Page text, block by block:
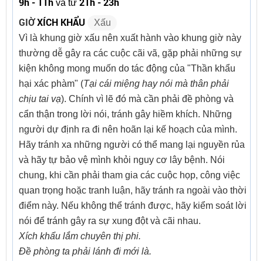
và từ
GIỜXÍCH KHẨU
Xấu
Vì là khung giờ xấu nên xuất hành vào khung giờ này
thường dễ gây ra các cuộc cãi vã, gặp phải những sự
kiện không mong muốn do tác động của "Thần khẩu
hại xác phàm" (Tại cái miệng hay nói mà thân phải
chịu tai vạ). Chính vì lẽ đó mà cần phải đề phòng và
cẩn thận trong lời nói, tránh gây hiềm khích. Những
người dự định ra đi nên hoãn lại kế hoạch của mình.
Hãy tránh xa những người có thể mang lại nguyền rủa
và hãy tự bảo vệ mình khỏi nguy cơ lây bệnh. Nói
chung, khi cần phải tham gia các cuộc họp, công việc
quan trọng hoặc tranh luận, hãy tránh ra ngoài vào thời
điểm này. Nếu không thể tránh được, hãy kiểm soát lời
nói để tránh gây ra sự xung đột và cãi nhau.
Xích khẩu lắm chuyên thị phi.
Đề phòng ta phải lánh đi mới là.